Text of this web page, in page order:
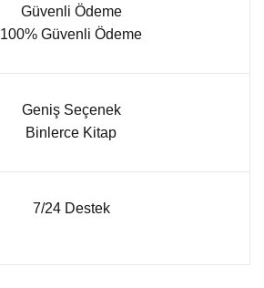
Güvenli Ödeme
100% Güvenli Ödeme
Geniş Seçenek
Binlerce Kitap
7/24 Destek